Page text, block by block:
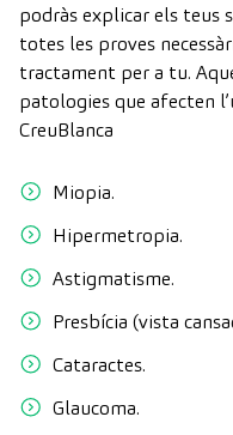
podràs explicar els teus
totes les proves
tractament per a tu.
patologies que afecten
CreuBlanca
Miopia.
Hipermetropia.
Astigmatisme.
Presbícia (vista
Cataractes.
Glaucoma.